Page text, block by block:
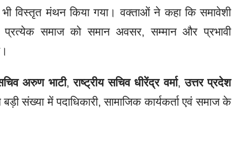
विस्तृत मंथन किया गया। वक्ताओं ने कहा कि समावेशी
समाज को समान अवसर, सम्मान और प्रभावी
अरुण भाटी,राष्ट्रीय सचिव धीरेंद्र वर्मा,उत्तर प्रदेश
संख्या में पदाधिकारी, सामाजिक कार्यकर्ता एवं समाज के